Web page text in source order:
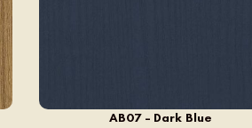
ADAUGĂ ÎN COȘAB07 – Dark Blue